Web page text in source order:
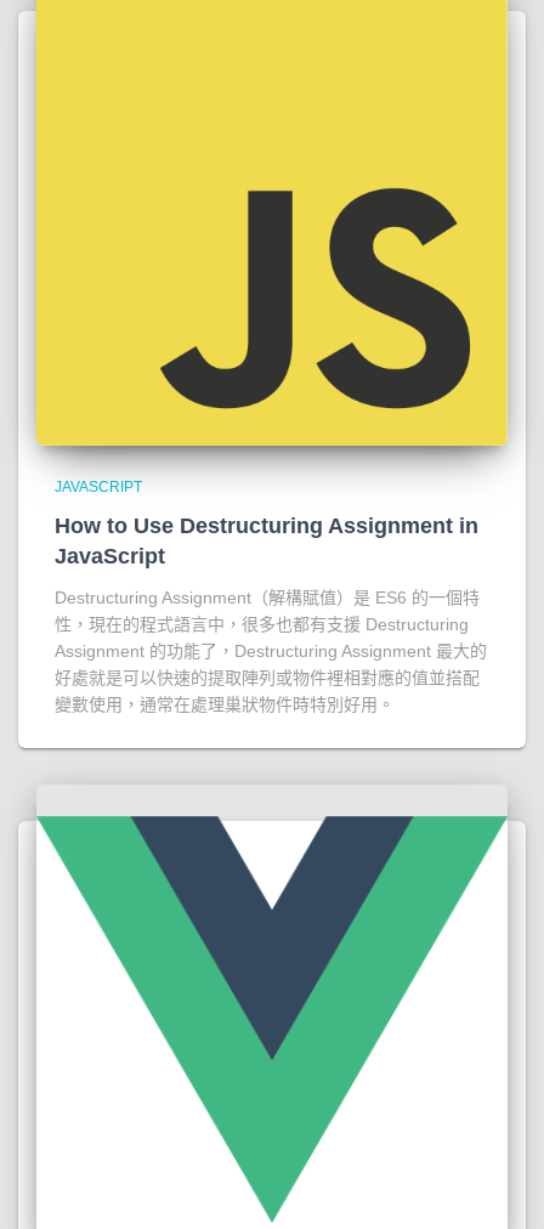
JAVASCRIPT
How to Use Destructuring Assignment in
JavaScript
Destructuring Assignment（解構賦值）是 ES6 的一個特
性，現在的程式語言中，很多也都有支援 Destructuring
Assignment 的功能了，Destructuring Assignment 最大的
好處就是可以快速的提取陣列或物件裡相對應的值並搭配
變數使用，通常在處理巢狀物件時特別好用。